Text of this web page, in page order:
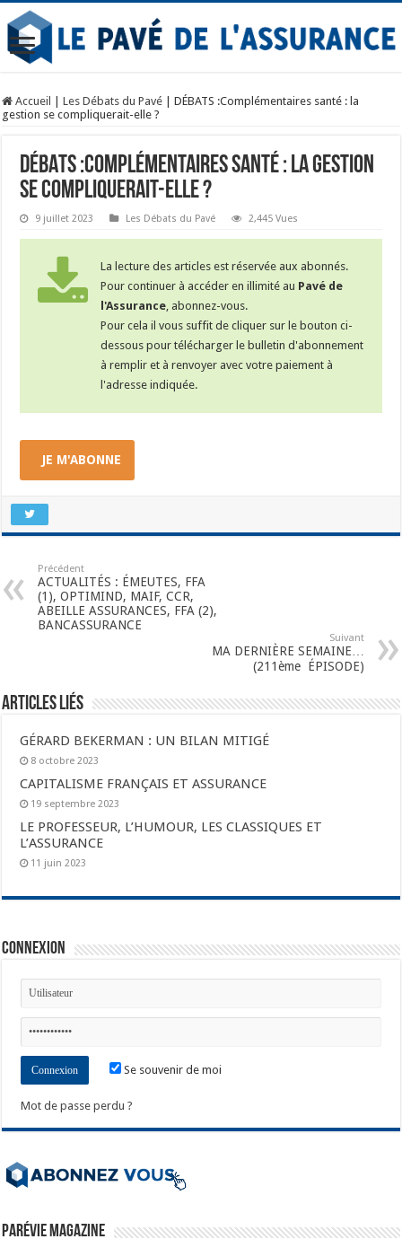
Accueil Les Débats du Pavé
DÉBATS :Complémentaires santé : la
gestion se compliquerait-elle ?
DÉBATS :Complémentaires santé : la gestion
se compliquerait-elle ?
9 juillet 2023 Les Débats du Pavé 2,445 Vues
La lecture des articles est réservée aux abonnés.
Pour continuer à accéder en illimité au Pavé de
l'Assurance , abonnez-vous.
Pour cela il vous suffit de cliquer sur le bouton ci-
dessous pour télécharger le bulletin d'abonnement
à remplir et à renvoyer avec votre paiement à
l'adresse indiquée.
JE M'ABONNE
Précédent
ACTUALITÉS : ÉMEUTES, FFA
(1), OPTIMIND, MAIF, CCR,
ABEILLE ASSURANCES, FFA (2),
BANCASSURANCE
Suivant
MA DERNIÈRE SEMAINE…
(211ème ÉPISODE)
Articles liés
GÉRARD BEKERMAN : UN BILAN MITIGÉ
8 octobre 2023
CAPITALISME FRANÇAIS ET ASSURANCE
19 septembre 2023
LE PROFESSEUR, L’HUMOUR, LES CLASSIQUES ET
L’ASSURANCE
11 juin 2023
Connexion
Se souvenir de moi
Mot de passe perdu ?
ParéVie Magazine